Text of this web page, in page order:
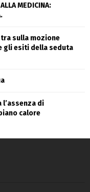
MEDICINA:
sulla mozione
gli esiti della seduta
l’assenza di
calore